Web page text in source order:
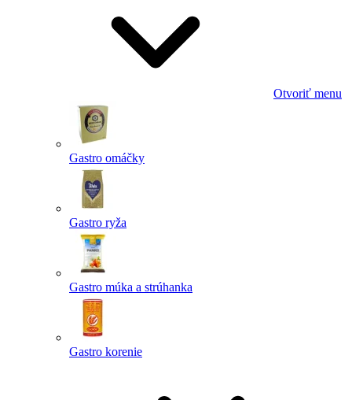
Otvoriť menu
Gastro omáčky
Gastro ryža
Gastro múka a strúhanka
Gastro korenie